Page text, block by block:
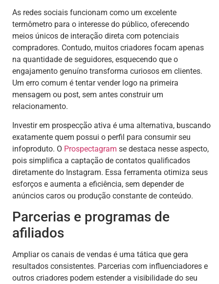
As redes sociais funcionam como um excelente
termômetro para o interesse do público, oferecendo
meios únicos de interação direta com potenciais
compradores. Contudo, muitos criadores focam apenas
na quantidade de seguidores, esquecendo que o
engajamento genuíno transforma curiosos em clientes.
Um erro comum é tentar vender logo na primeira
mensagem ou post, sem antes construir um
relacionamento.
Investir em prospecção ativa é uma alternativa, buscando
exatamente quem possui o perfil para consumir seu
infoproduto. O Prospectagram se destaca nesse aspecto,
pois simplifica a captação de contatos qualificados
diretamente do Instagram. Essa ferramenta otimiza seus
esforços e aumenta a eficiência, sem depender de
anúncios caros ou produção constante de conteúdo.
Parcerias e programas de
afiliados
Ampliar os canais de vendas é uma tática que gera
resultados consistentes. Parcerias com influenciadores e
outros criadores podem estender a visibilidade do seu